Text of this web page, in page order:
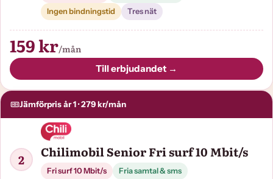
Ingen bindningstid
Tres nät
159 kr/mån
Till erbjudandet →
Jämförpris år 1 · 279 kr/mån
2 Chilimobil Senior Fri surf 10 Mbit/s
Fri surf 10 Mbit/s
Fria samtal & sms